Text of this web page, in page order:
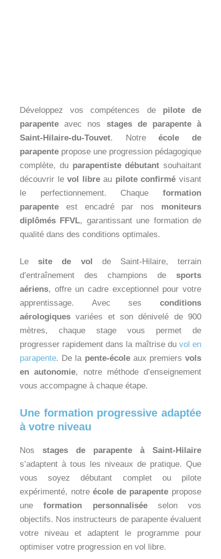
Développez vos compétences depilote de
parapente avec nos stages de parapente à
Saint-Hilaire-du-Touvet. Notreécole de
parapente propose une progression pédagogique
complète, du parapentiste débutant souhaitant
découvrir levol libreau pilote confirmé visant
le perfectionnement. Chaque formation
parapente est encadré par nos moniteurs
diplômés FFVL, garantissant une formation de
qualité dans des conditions optimales.
Le site de vol de Saint-Hilaire, terrain
d’entraînement des champions de sports
aériens, offre un cadre exceptionnel pour votre
apprentissage. Avec ses conditions
aérologiques variées et son dénivelé de 900
mètres, chaque stage vous permet de
progresser rapidement dans la maîtrise duvol en
parapente. De la pente-écoleaux premiers vols
en autonomie, notre méthode d’enseignement
vous accompagne à chaque étape.
Une formation progressive adaptée
à votre niveau
Nos stages de parapente à Saint-Hilaire
s’adaptent à tous les niveaux de pratique. Que
vous soyez débutant complet ou pilote
expérimenté, notreécole de parapente propose
une formation personnaliséeselon vos
objectifs. Nos instructeurs de parapente évaluent
votre niveau et adaptent le programme pour
optimiser votre progression en vol libre.